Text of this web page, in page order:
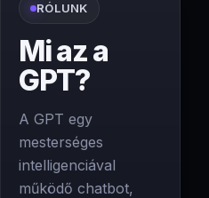
RÓLUNK
Mi az a
GPT?
A GPT egy
mesterséges
intelligenciával
működő chatbot,